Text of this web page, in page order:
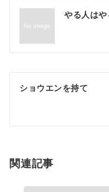
投
ナ
ビ
ゲ
シ
ン
やる人はや
ショウエンを持て
関連記事